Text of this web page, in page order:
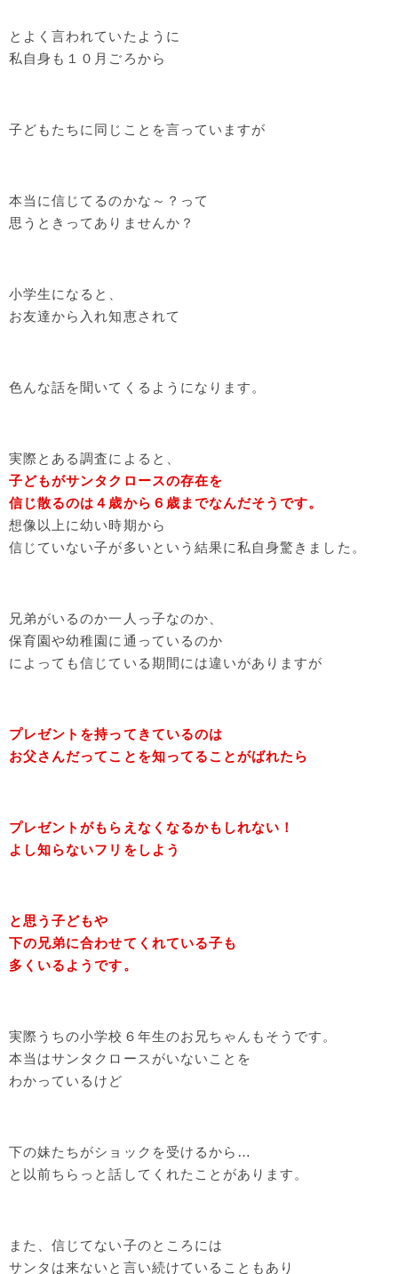
とよく言われていたように
私自身も１０月ごろから
子どもたちに同じことを言っていますが
本当に信じてるのかな～？って
思うときってありませんか？
小学生になると、
お友達から入れ知恵されて
色んな話を聞いてくるようになります。
実際とある調査によると、
子どもがサンタクロースの存在を
信じ散るのは４歳から６歳までなんだそうです。
想像以上に幼い時期から
信じていない子が多いという結果に私自身驚きました。
兄弟がいるのか一人っ子なのか、
保育園や幼稚園に通っているのか
によっても信じている期間には違いがありますが
プレゼントを持ってきているのは
お父さんだってことを知ってることがばれたら
プレゼントがもらえなくなるかもしれない！
よし知らないフリをしよう
と思う子どもや
下の兄弟に合わせてくれている子も
多くいるようです。
実際うちの小学校６年生のお兄ちゃんもそうです。
本当はサンタクロースがいないことを
わかっているけど
下の妹たちがショックを受けるから…
と以前ちらっと話してくれたことがあります。
また、信じてない子のところには
サンタは来ないと言い続けていることもあり